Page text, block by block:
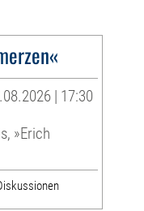
| 17:30
»Erich